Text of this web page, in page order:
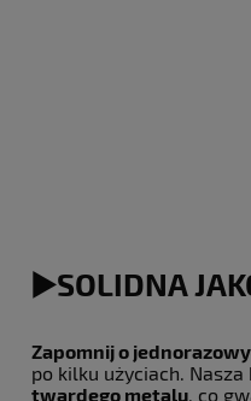
▶️SOLIDNA
Zapomnij o
po kilku użyciach.
twardego metalu, co